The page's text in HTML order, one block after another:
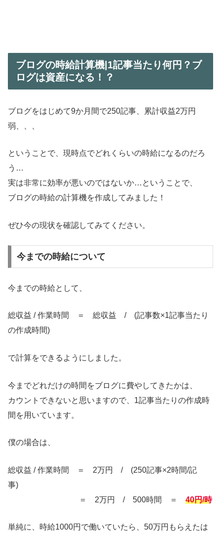
ブログの時給計算機|1記事当たり何円？ブ
ログは資産になる！？
ブログをはじめて9か月間で250記事、累計収益2万円
弱、、、
ということで、現時点でどれくらいの時給になるのだろ
う…
実は非常に効率が悪いのではないか…ということで、
ブログの時給の計算機を作成してみました！
ぜひ今の現状を確認してみてください。
今までの時給について
今までの時給として、
総収益 / 作業時間 ＝ 総収益 / (記事数×1記事当たり
の作成時間)
で計算をできるようにしました。
今までどれだけの時間をブログに費やしてきたかは、
カウントできないと思いますので、1記事当たりの作成時
間を用いています。
僕の場合は、
総収益 / 作業時間 ＝ 2万円 / (250記事×2時間/記
事)
＝ 2万円 / 500時間 ＝ 40円/時
単純に、時給1000円で働いていたら、50万円もらえたは